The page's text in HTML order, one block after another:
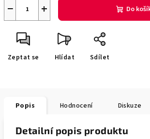
+
− Do
Zeptat se Hlídat Sdílet
Popis Hodnocení Diskuze
Detailní popis produktu